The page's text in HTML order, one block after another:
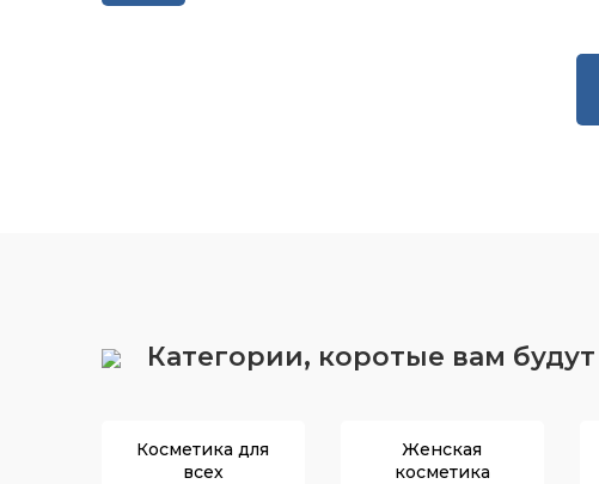
Категории, коротые вам
Косметика для
всех
Женская
косметика